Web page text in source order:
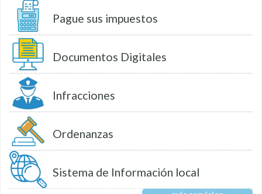
Pague sus impuestos
Documentos Digitales
Infracciones
Ordenanzas
Sistema de Información local